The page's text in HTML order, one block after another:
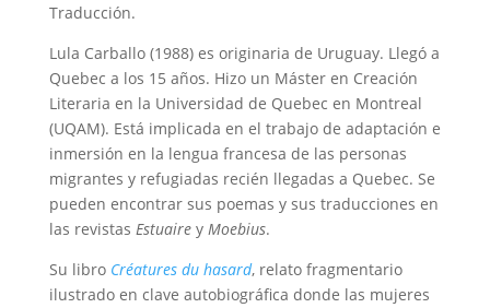
Traducción.
Lula Carballo (1988) es originaria de Uruguay. Llegó a
Quebec a los 15 años. Hizo un Máster en Creación
Literaria en la Universidad de Quebec en Montreal
(UQAM). Está implicada en el trabajo de adaptación e
inmersión en la lengua francesa de las personas
migrantes y refugiadas recién llegadas a Quebec. Se
pueden encontrar sus poemas y sus traducciones en
las revistas Estuairey Moebius.
Su libro Créatures du hasard, relato fragmentario
ilustrado en clave autobiográfica donde las mujeres